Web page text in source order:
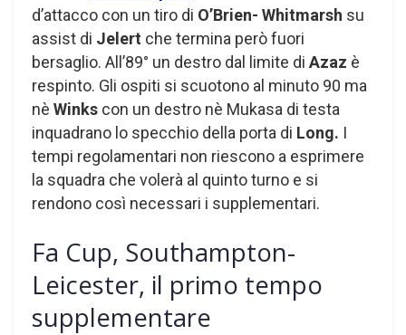
d’attacco con un tiro di O’Brien- Whitmarsh su
assist di Jelert che termina però fuori
bersaglio. All’89° un destro dal limite di Azaz è
respinto. Gli ospiti si scuotono al minuto 90 ma
nè Winks con un destro nè Mukasa di testa
inquadrano lo specchio della porta di Long. I
tempi regolamentari non riescono a esprimere
la squadra che volerà al quinto turno e si
rendono così necessari i supplementari.
Fa Cup, Southampton-
Leicester, il primo tempo
supplementare